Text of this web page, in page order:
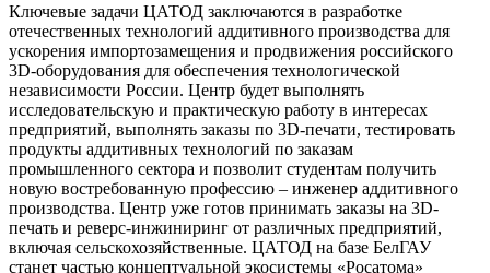
Ключевые задачи ЦАТОД заключаются в разработке
отечественных технологий аддитивного производства для
ускорения импортозамещения и продвижения российского
3D-оборудования для обеспечения технологической
независимости России. Центр будет выполнять
исследовательскую и практическую работу в интересах
предприятий, выполнять заказы по 3D-печати, тестировать
продукты аддитивных технологий по заказам
промышленного сектора и позволит студентам получить
новую востребованную профессию – инженер аддитивного
производства. Центр уже готов принимать заказы на 3D-
печать и реверс-инжиниринг от различных предприятий,
включая сельскохозяйственные. ЦАТОД на базе БелГАУ
станет частью концептуальной экосистемы «Росатома»